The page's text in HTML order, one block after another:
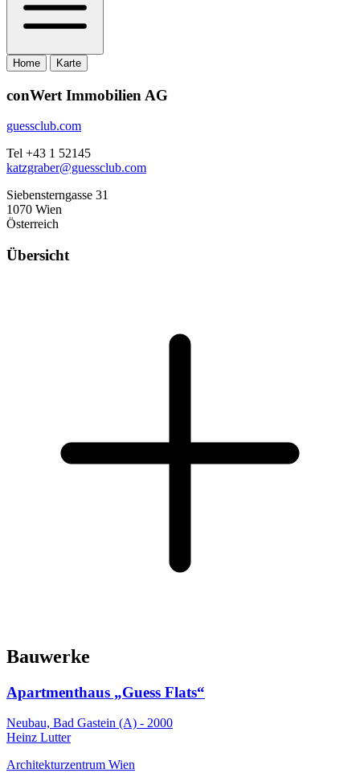
Home Karte
conWert Immobilien AG
guessclub.com
Tel +43 1 52145
katzgraber@guessclub.com
Siebensterngasse 31
1070 Wien
Österreich
Übersicht
Bauwerke
Apartmenthaus „Guess Flats“
Neubau, Bad Gastein (A) - 2000
Heinz Lutter
Architekturzentrum Wien